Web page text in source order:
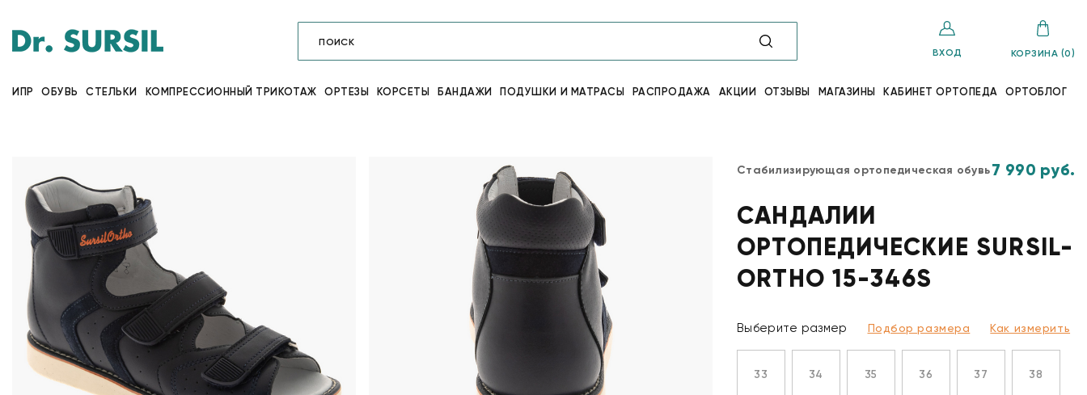
ВХОД КОРЗИНА (0)
ИПР ОБУВЬ СТЕЛЬКИ КОМПРЕССИОННЫЙ ТРИКОТАЖ ОРТЕЗЫ КОРСЕТЫ БАНДАЖИ ПОДУШКИ И МАТРАСЫ РАСПРОДАЖА АКЦИИ ОТЗЫВЫ МАГАЗИНЫ КАБИНЕТ ОРТОПЕДА ОРТОБЛОГ
Стабилизирующая ортопедическая обувь7 990 руб.
САНДАЛИИ
ОРТОПЕДИЧЕСКИЕ SURSIL-
ORTHO 15-346S
Выберите размер Подбор размера Как измерить
33 34 35 36 37 38